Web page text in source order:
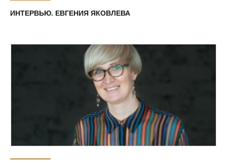
ИНТЕРВЬЮ. ЕВГЕНИЯ ЯКОВЛЕВА